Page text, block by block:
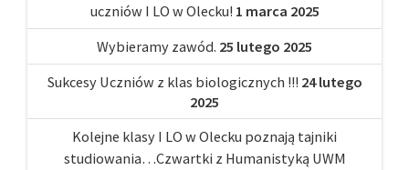
uczniów I LO w Olecku! 1 marca 2025
Wybieramy zawód. 25 lutego 2025
Sukcesy Uczniów z klas biologicznych !!! 24 lutego
2025
Kolejne klasy I LO w Olecku poznają tajniki
studiowania…Czwartki z Humanistyką UWM